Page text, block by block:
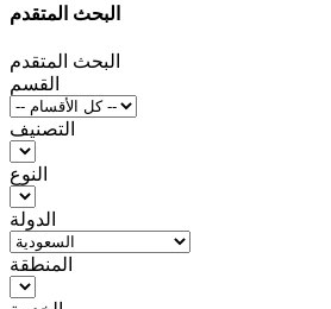
البحث المتقدم
البحث المتقدم
القسم
التصنيف
النوع
الدولة
المنطقة